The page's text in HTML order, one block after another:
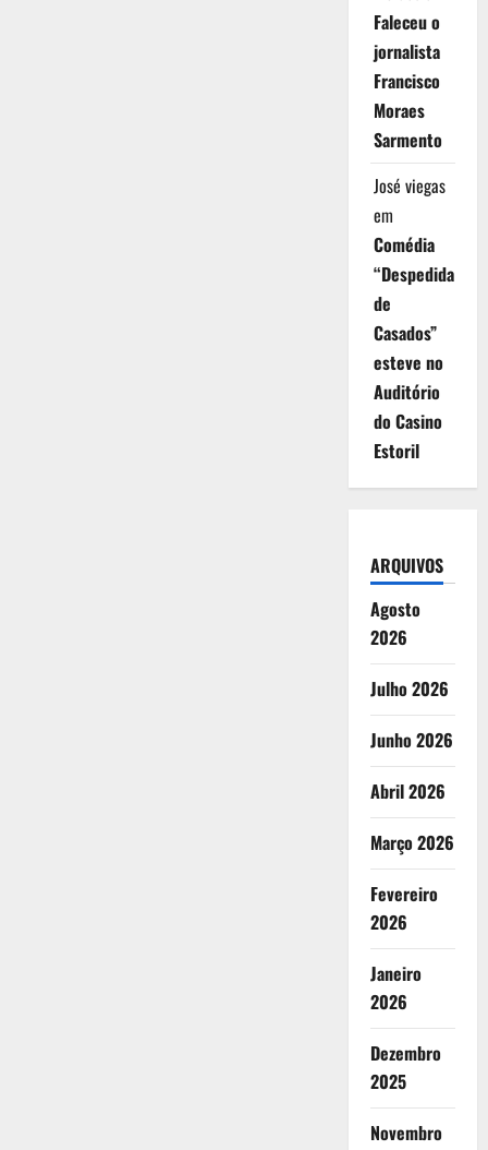
Faleceu o
jornalista
Francisco
Moraes
Sarmento
José viegas
em
Comédia
“Despedida
de
Casados”
esteve no
Auditório
do Casino
Estoril
ARQUIVOS
Agosto
2026
Julho 2026
Junho 2026
Abril 2026
Março 2026
Fevereiro
2026
Janeiro
2026
Dezembro
2025
Novembro